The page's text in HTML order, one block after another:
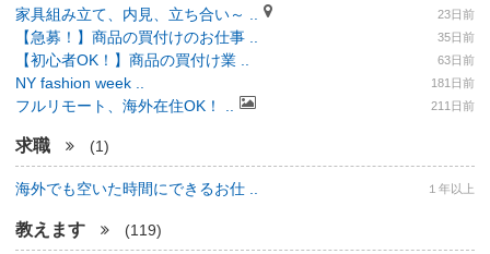
家具組み立て、内見、立ち合い～ .. 23日前
【急募！】商品の買付けのお仕事 .. 35日前
【初心者OK！】商品の買付け業 .. 63日前
NY fashion week .. 181日前
フルリモート、海外在住OK！ .. 211日前
求職 (1)
海外でも空いた時間にできるお仕 .. １年以上
教えます (119)